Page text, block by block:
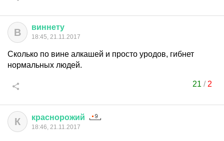
В виннету
18:45, 21.11.2017
Сколько по вине алкашей и просто уродов, гибнет
нормальных людей.
21 / 2
К краснорожий
18:46, 21.11.2017